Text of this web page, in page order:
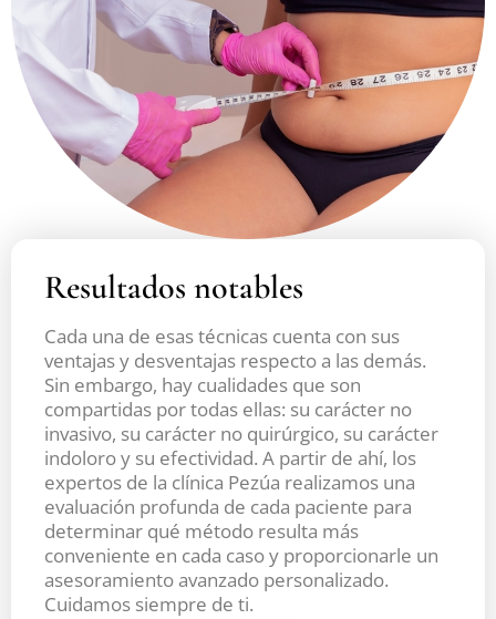
Resultados notables
Cada una de esas técnicas cuenta con sus
ventajas y desventajas respecto a las demás.
Sin embargo, hay cualidades que son
compartidas por todas ellas: su carácter no
invasivo, su carácter no quirúrgico, su carácter
indoloro y su efectividad. A partir de ahí, los
expertos de la clínica Pezúa realizamos una
evaluación profunda de cada paciente para
determinar qué método resulta más
conveniente en cada caso y proporcionarle un
asesoramiento avanzado personalizado.
Cuidamos siempre de ti.